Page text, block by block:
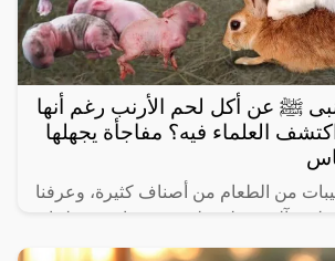
ﷺ عن أكل لحم الأرنب رغم أنها
العلماء فيه؟ مفاجأة يجهلها
من الطعام من أصناف كثيرة، وعرفنا
عليه وآله وسـلم على بعض ما حرم علينا،
من حين لآخر بعض المعلومات الغير